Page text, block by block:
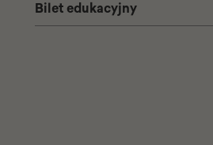
Bilet edukacyjny